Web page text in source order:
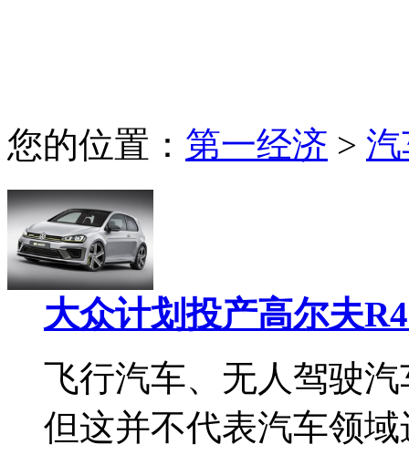
您的位置： 第一经济 >
大众计划投产高尔夫
飞行汽车、无人驾驶
但这并不代表汽车领